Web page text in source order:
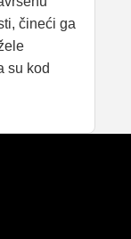
čineći ga
su kod